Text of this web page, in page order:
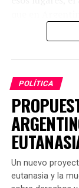
demandan
En este
impunidad no
directos de
normativas
o favorecer la
Si se aprueba
representaría
especialmente
vehículos,
POLÍTICA
Un nuevo
eutanasia y la